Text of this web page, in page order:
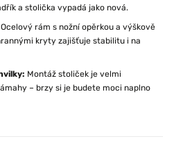
a stolička vypadá jako nová.
Ocelový rám s nožní opěrkou a výškově
kryty zajišťuje stabilitu i na
Montáž stoliček je velmi
– brzy si je budete moci naplno